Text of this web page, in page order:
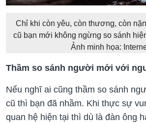
Chỉ khi còn yêu, còn thương, còn
cũ bạn mới không ngừng so sánh
Ảnh minh họa:
Thầm so sánh người mới với
Nếu nghĩ ai cũng thầm so sánh
cũ thì bạn đã nhầm. Khi thực sự
quan hệ hiện tại thì dù là đàn ông